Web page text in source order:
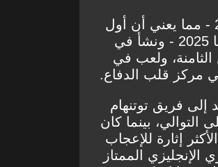
ولد بايفيلد في حي لامبث بلندن في 6 ديسمبر 2008 - مما يعني أن أول
لقب فاز به توتنهام في حياته كان فوزه بدوري أوروبا 2025 - ونشأ في
ولعب في
مركز قلب الدفاع.
انضم بايفيلد إلى فريق توتنهام
عامًا خلال موسمي 2023-24 و 2024-25 على التوالي، بينما كان
إثارة للإعجاب
الدوري الإنجليزي الممتاز